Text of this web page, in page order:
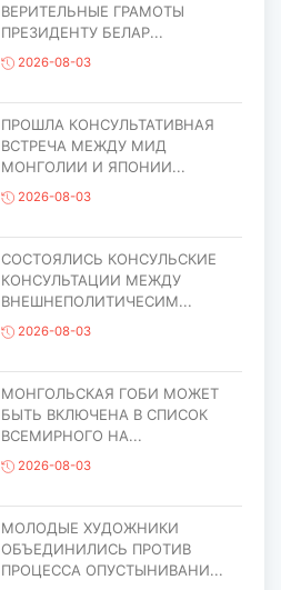
ВЕРИТЕЛЬНЫЕ ГРАМОТЫ
ПРЕЗИДЕНТУ БЕЛАР...
2026-08-03
ПРОШЛА КОНСУЛЬТАТИВНАЯ
ВСТРЕЧА МЕЖДУ МИД
МОНГОЛИИ И ЯПОНИИ...
2026-08-03
СОСТОЯЛИСЬ КОНСУЛЬСКИЕ
КОНСУЛЬТАЦИИ МЕЖДУ
ВНЕШНЕПОЛИТИЧЕСИМ...
2026-08-03
МОНГОЛЬСКАЯ ГОБИ МОЖЕТ
БЫТЬ ВКЛЮЧЕНА В СПИСОК
ВСЕМИРНОГО НА...
2026-08-03
МОЛОДЫЕ ХУДОЖНИКИ
ОБЪЕДИНИЛИСЬ ПРОТИВ
ПРОЦЕССА ОПУСТЫНИВАНИ...